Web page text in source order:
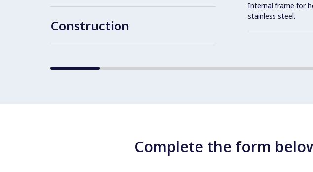
Construction
Internal frame for
stainless steel.
Complete the form